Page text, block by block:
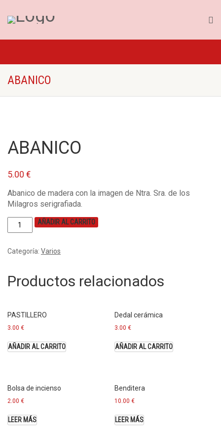
ABANICO
ABANICO
5.00 €
Abanico de madera con la imagen de Ntra. Sra. de los
Milagros serigrafiada.
AÑADIR AL CARRITO
Categoría: Varios
Productos relacionados
PASTILLERO
3.00 €
AÑADIR AL CARRITO
Dedal cerámica
3.00€
AÑADIR AL CARRITO
Bolsa de incienso
2.00 €
LEER MÁS
Benditera
10.00€
LEER MÁS